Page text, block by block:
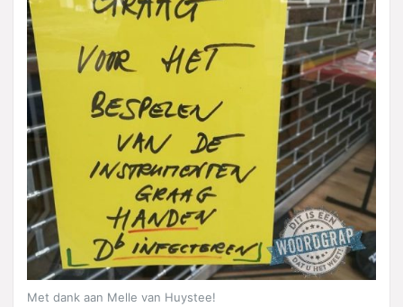
Met dank aan Melle van Huystee!